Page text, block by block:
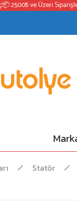
ve Üzeri
Statör